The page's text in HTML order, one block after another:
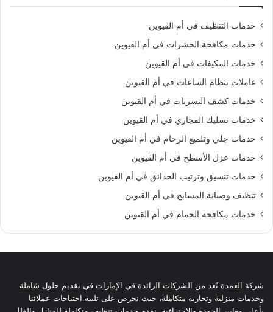
خدمات التنظيف في أم القيوين
خدمات مكافحة الحشرات في أم القيوين
خدمات المكيفات في أم القيوين
عاملات بنظام الساعات في أم القيوين
خدمات كشف التسربات في أم القيوين
خدمات تسليك المجاري في أم القيوين
خدمات جلي وتلميع الرخام في أم القيوين
خدمات عزل الأسطح في أم القيوين
خدمات تنسيق وترتيب الحدائق في أم القيوين
تنظيف وصيانة المسابح في أم القيوين
خدمات مكافحة الحمام في أم القيوين
شركة العمدة تُعد من الشركات الرائدة في الإمارات في تقديم حلول شاملة
وخدمات منزلية وتجارية متكاملة، حيث نحرص على تلبية احتياجات عملائنا